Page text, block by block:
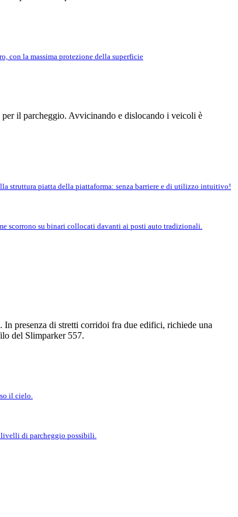
con la massima protezione della superficie
per il parcheggio. Avvicinando e dislocando i veicoli è
struttura piatta della piattaforma: senza barriere e di utilizzo intuitivo!
scorrono su binari collocati davanti ai posti auto tradizionali.
presenza di stretti corridoi fra due edifici, richiede una
del Slimparker 557.
il cielo.
livelli di parcheggio possibili.